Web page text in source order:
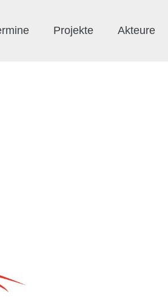
Projekte Akteure